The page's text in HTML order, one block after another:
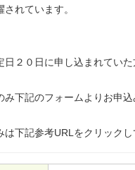
されています。
２０日に申し込まれてい
み下記のフォームよりお申
下記参考URLをクリックし